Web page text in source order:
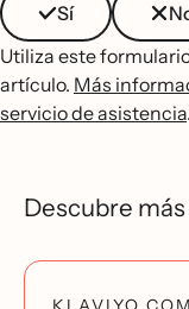
Sí
Utiliza este
artículo. Más
servicio de asistencia.
Descubre